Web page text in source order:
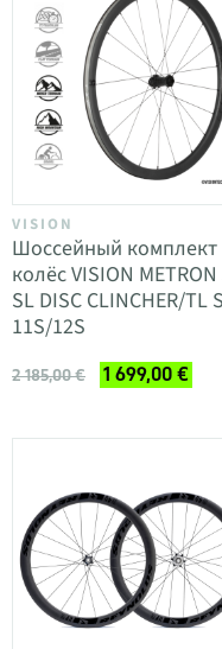
VISION
Шоссейный комплект
колёс VISION METRON
SL DISC CLINCHER/TL
11S/12S
2 185,00 € 1 699,00 €